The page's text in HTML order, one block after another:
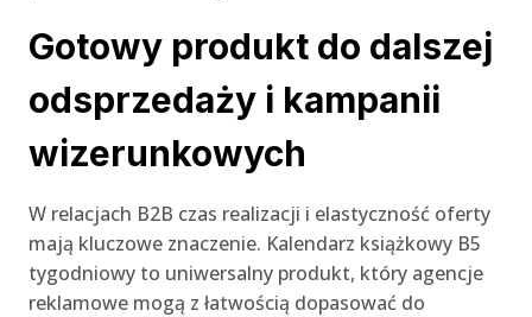
Gotowy produkt do dalszej
odsprzedaży i kampanii
wizerunkowych
W relacjach B2B czas realizacji i elastyczność oferty
mają kluczowe znaczenie. Kalendarz książkowy B5
tygodniowy to uniwersalny produkt, który agencje
reklamowe mogą z łatwością dopasować do